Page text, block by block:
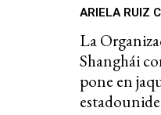
ARIELA RUIZ
La
Shanghái
pone en